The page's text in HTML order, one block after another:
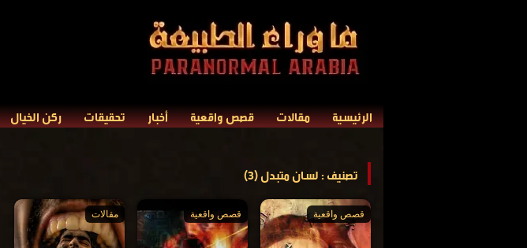
الرئيسية مقالات قصص واقعية أخبار تحقيقات ركن الخيال
تصنيف : لسان متبدل (3)
قصص واقعية قصص واقعية مقالات